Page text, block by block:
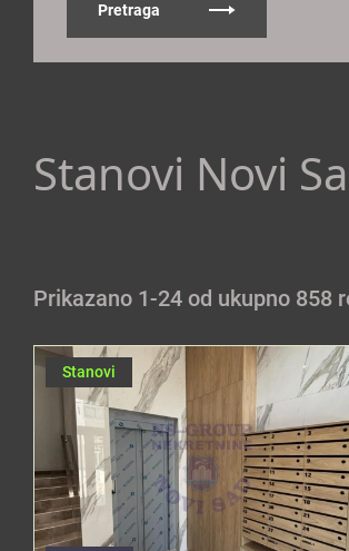
Pretraga
Stanovi Novi
Prikazano 1-24 od ukupno 858
Stanovi